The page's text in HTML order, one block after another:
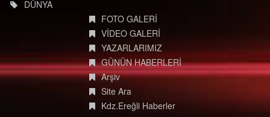
DÜNYA
FOTO GALERİ
VİDEO GALERİ
YAZARLARIMIZ
GÜNÜN HABERLERİ
Arşiv
Site Ara
Kdz.Ereğli Haberler